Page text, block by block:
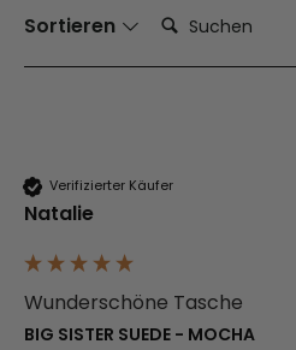
Sortieren Suchen:
Verifizierter Käufer
Natalie
Wunderschöne Tasche
BIG SISTER SUEDE - MOCHA